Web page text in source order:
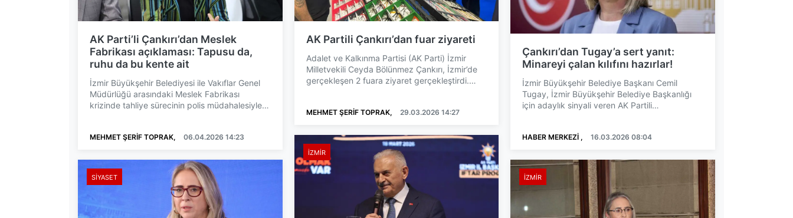
AK Parti’li Çankırı’dan Meslek
Fabrikası açıklaması: Tapusu da,
ruhu da bu kente ait
İzmir Büyükşehir Belediyesi ile Vakıflar Genel
Müdürlüğü arasındaki Meslek Fabrikası
krizinde tahliye sürecinin polis müdahalesiyle
MEHMET ŞERİF TOPRAK, 06.04.2026 14:23
SIYASET
AK Partili Çankırı’dan fuar ziyareti
Adalet ve Kalkınma Partisi (AK Parti) İzmir
Milletvekili Ceyda Bölünmez Çankırı, İzmir’de
gerçekleşen 2 fuara ziyaret gerçekleştirdi.
MEHMET ŞERİF TOPRAK, 29.03.2026 14:27
İZMIR
Çankırı’dan Tugay’a sert yanıt:
Minareyi çalan kılıfını hazırlar!
İzmir Büyükşehir Belediye Başkanı Cemil
Tugay, İzmir Büyükşehir Belediye Başkanlığı
için adaylık sinyali veren AK Partili
HABER MERKEZİ , 16.03.2026 08:04
İZMIR